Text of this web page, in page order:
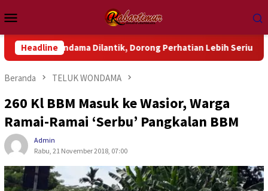
ke
kontenMobile
Headline
Dilantik, Dorong Perhatian Lebih Serius Terhadap Isu
Beranda TELUK WONDAMA
260 Kl BBM Masuk ke Wasior, Warga
Ramai-Ramai ‘Serbu’ Pangkalan BBM
Admin
Rabu, 21 November 2018, 07:00